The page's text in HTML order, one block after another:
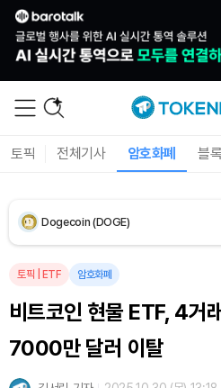
토픽 전체기사 암호화폐 블
XRP (XRP)
Dogecoin (DOGE)
Bitcoin (BTC)
토픽 ETF 암호화폐
비트코인 현물 ETF, 4거
7000만 달러 이탈